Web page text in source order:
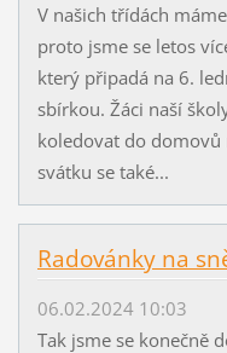
V našich třídách
proto jsme se letos
který připadá na 6.
sbírkou. Žáci naší
koledovat do
svátku se také...
Radovánky na
06.02.2024 10:03
Tak jsme se konečně